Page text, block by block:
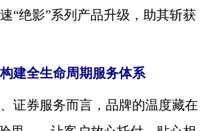
“绝影”系列产品升级，助其斩获
建全生命周期服务体系
券服务而言，品牌的温度藏在